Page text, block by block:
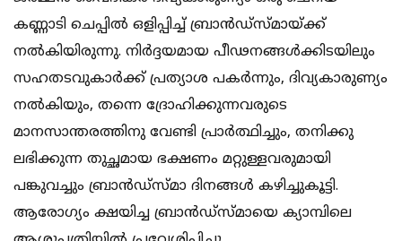
കണ്ണാടി ചെപ്പില്‍ ഒളിപ്പിച്ച് ബ്രാന്‍ഡ്‌സ്മായ്ക്ക്
നല്‍കിയിരുന്നു. നിര്‍ദ്ദയമായ പീഢനങ്ങള്‍ക്കിടയിലും
സഹതടവുകാര്‍ക്ക് പ്രത്യാശ പകര്‍ന്നും, ദിവ്യകാരുണ്യം
നല്‍കിയും, തന്നെ ദ്രോഹിക്കുന്നവരുടെ
മാനസാന്തരത്തിനു വേണ്ടി പ്രാര്‍ത്ഥിച്ചും, തനിക്കു
ലഭിക്കുന്ന തുച്ഛമായ ഭക്ഷണം മറ്റുള്ളവരുമായി
പങ്കുവച്ചും ബ്രാന്‍ഡ്‌സ്മാ ദിനങ്ങള്‍ കഴിച്ചുകൂട്ടി.
ആരോഗ്യം ക്ഷയിച്ച ബ്രാന്‍ഡ്‌സ്മായെ ക്യാമ്പിലെ